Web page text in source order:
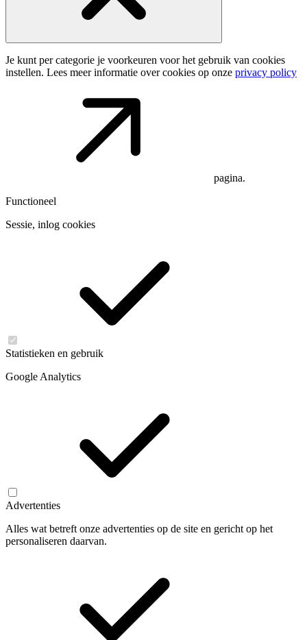
Je kunt per categorie je voorkeuren voor het gebruik van cookies
instellen. Lees meer informatie over cookies op onze privacy policy
pagina.
Functioneel
Sessie, inlog cookies
Statistieken en gebruik
Google Analytics
Advertenties
Alles wat betreft onze advertenties op de site en gericht op het
personaliseren daarvan.